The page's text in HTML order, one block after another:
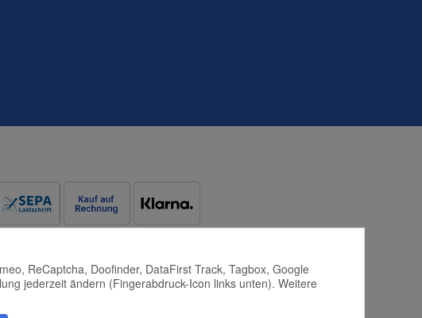
ReCaptcha, Doofinder, DataFirst Track, Tagbox, Google
jederzeit ändern (Fingerabdruck-Icon links unten). Weitere